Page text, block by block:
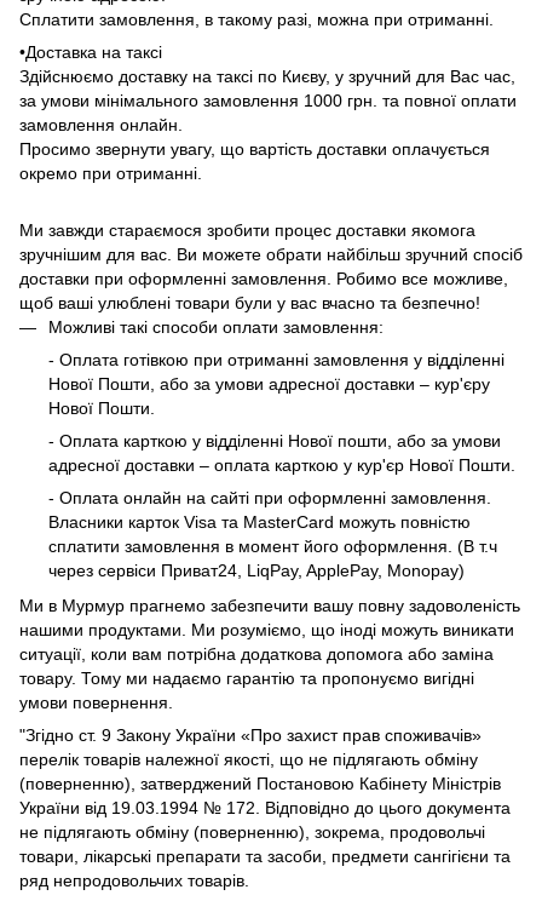
Сплатити замовлення, в такому разі, можна при отриманні.
•Доставка на таксі
Здійснюємо доставку на таксі по Києву, у зручний для Вас час,
за умови мінімального замовлення 1000 грн. та повної оплати
замовлення онлайн.
Просимо звернути увагу, що вартість доставки оплачується
окремо при отриманні.
Ми завжди стараємося зробити процес доставки якомога
зручнішим для вас. Ви можете обрати найбільш зручний спосіб
доставки при оформленні замовлення. Робимо все можливе,
щоб ваші улюблені товари були у вас вчасно та безпечно!
Можливі такі способи оплати замовлення:
- Оплата готівкою при отриманні замовлення у відділенні
Нової Пошти, або за умови адресної доставки – кур'єру
Нової Пошти.
- Оплата карткою у відділенні Нової пошти, або за умови
адресної доставки – оплата карткою у кур'єр Нової Пошти.
- Оплата онлайн на сайті при оформленні замовлення.
Власники карток Visa та MasterCard можуть повністю
сплатити замовлення в момент його оформлення. (В т.ч
через сервіси Приват24, LiqPay, ApplePay, Monopay)
Ми в Мурмур прагнемо забезпечити вашу повну задоволеність
нашими продуктами. Ми розуміємо, що іноді можуть виникати
ситуації, коли вам потрібна додаткова допомога або заміна
товару. Тому ми надаємо гарантію та пропонуємо вигідні
умови повернення.
"Згідно ст. 9 Закону України «Про захист прав споживачів»
перелік товарів належної якості, що не підлягають обміну
(поверненню), затверджений Постановою Кабінету Міністрів
України від 19.03.1994 № 172. Відповідно до цього документа
не підлягають обміну (поверненню), зокрема, продовольчі
товари, лікарські препарати та засоби, предмети сангігієни та
ряд непродовольчих товарів.